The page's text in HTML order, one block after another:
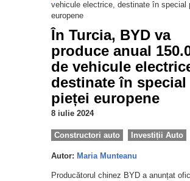
În Turcia, BYD va
produce anual
de vehicule
destinate în special
pieței europene
8 iulie 2024
Constructori auto Investiții Auto
Autor: Maria Munteanu
Producătorul chinez BYD a anunțat